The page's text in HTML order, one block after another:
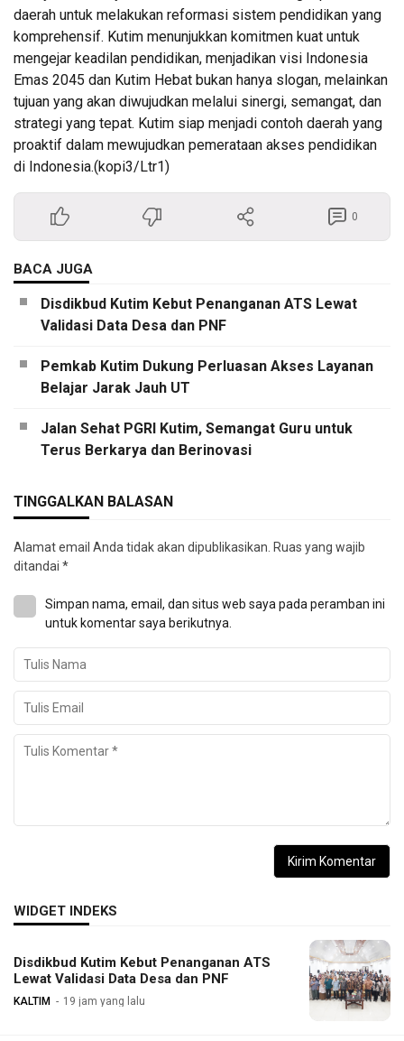
daerah untuk melakukan reformasi sistem pendidikan yang
komprehensif. Kutim menunjukkan komitmen kuat untuk
mengejar keadilan pendidikan, menjadikan visi Indonesia
Emas 2045 dan Kutim Hebat bukan hanya slogan, melainkan
tujuan yang akan diwujudkan melalui sinergi, semangat, dan
strategi yang tepat. Kutim siap menjadi contoh daerah yang
proaktif dalam mewujudkan pemerataan akses pendidikan
di Indonesia.(kopi3/Ltr1)
0
BACA JUGA
Disdikbud Kutim Kebut Penanganan ATS Lewat
Validasi Data Desa dan PNF
Pemkab Kutim Dukung Perluasan Akses Layanan
Belajar Jarak Jauh UT
Jalan Sehat PGRI Kutim, Semangat Guru untuk
Terus Berkarya dan Berinovasi
TINGGALKAN BALASAN
Alamat email Anda tidak akan dipublikasikan. Ruas yang wajib
ditandai *
Simpan nama, email, dan situs web saya pada peramban ini
untuk komentar saya berikutnya.
WIDGET INDEKS
Disdikbud Kutim Kebut Penanganan ATS
Lewat Validasi Data Desa dan PNF
KALTIM 19 jam yang lalu